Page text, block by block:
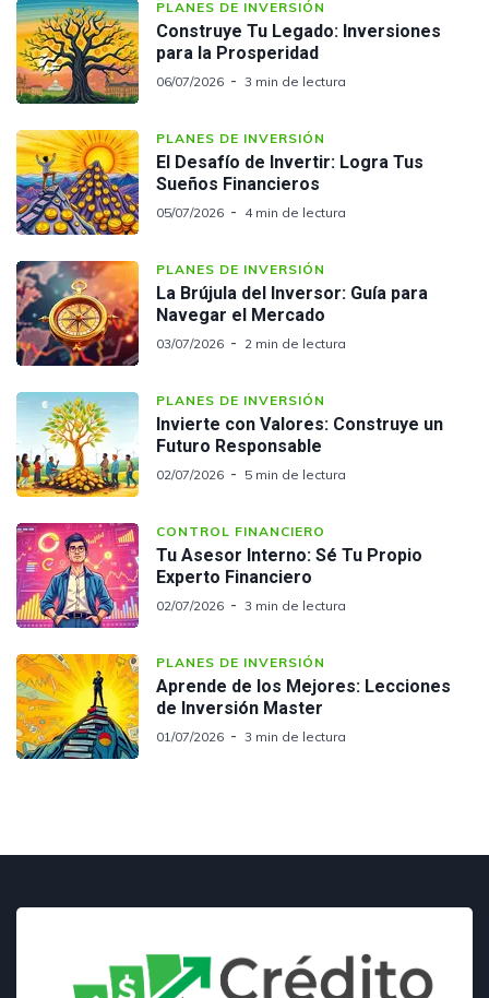
PLANES DE INVERSIÓN
Construye Tu Legado: Inversiones
para la Prosperidad
06/07/2026 3 min de lectura
PLANES DE INVERSIÓN
El Desafío de Invertir: Logra Tus
Sueños Financieros
05/07/2026 4 min de lectura
PLANES DE INVERSIÓN
La Brújula del Inversor: Guía para
Navegar el Mercado
03/07/2026 2 min de lectura
PLANES DE INVERSIÓN
Invierte con Valores: Construye un
Futuro Responsable
02/07/2026 5 min de lectura
CONTROL FINANCIERO
Tu Asesor Interno: Sé Tu Propio
Experto Financiero
02/07/2026 3 min de lectura
PLANES DE INVERSIÓN
Aprende de los Mejores: Lecciones
de Inversión Master
01/07/2026 3 min de lectura